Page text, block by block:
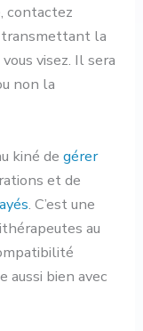
contactez
transmettant la
visez. Il sera
non la
kiné degérer
et de
. C’est une
au
aussi bien avec